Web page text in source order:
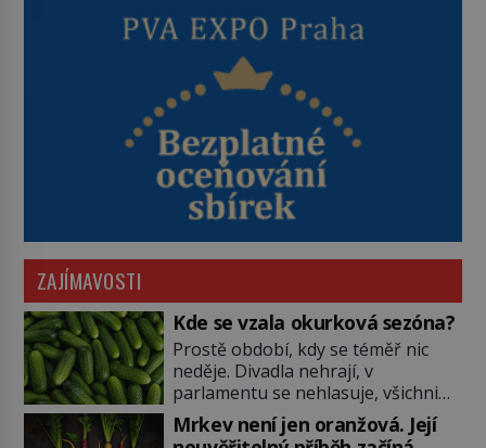
ZAJÍMAVOSTI
Kde se vzala okurková sezóna?
Prostě období, kdy se téměř nic
neděje. Divadla nehrají, v
parlamentu se nehlasuje, všichni
jsou na dovolené a média tak
nemají o čem mluvit a psát. A
Mrkev není jen oranžová. Její